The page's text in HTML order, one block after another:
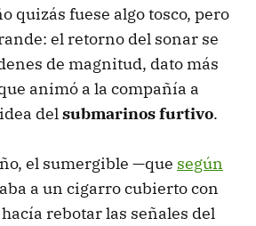
quizás fuese algo tosco, pero
el retorno del sonar se
de magnitud, dato más
animó a la compañía a
delsubmarinos furtivo.
el sumergible —que según
a un cigarro cubierto con
rebotar las señales del